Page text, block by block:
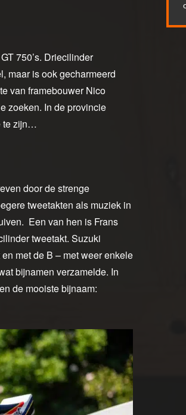
750’s. Driecilinder
maar is ook gecharmeerd
van framebouwer Nico
zoeken. In de provincie
te zijn…
door de strenge
tweetakten als muziek in
Een van hen is Frans
tweetakt. Suzuki
met de B – met weer enkele
bijnamen verzamelde. In
de mooiste bijnaam: